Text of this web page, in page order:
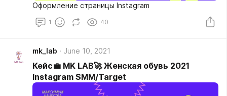
Оформление страницы Instagram
1 40
mk_lab June 10, 2021
Кейс💼 MK LAB🚀 Женская обувь 2021
Instagram SMM/Target